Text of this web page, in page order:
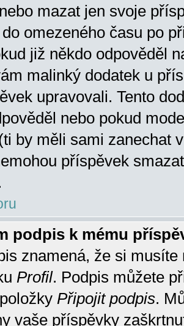
mazat jen svoje
omezeného času po
již někdo odpověděl
malinký dodatek u
upravovali. Tento
nebo pokud
by měli sami zanechat
příspěvek
podpis k mému
znamená, že si
Profil. Podpis můžete
Připojit podpis.
vaše příspěvky